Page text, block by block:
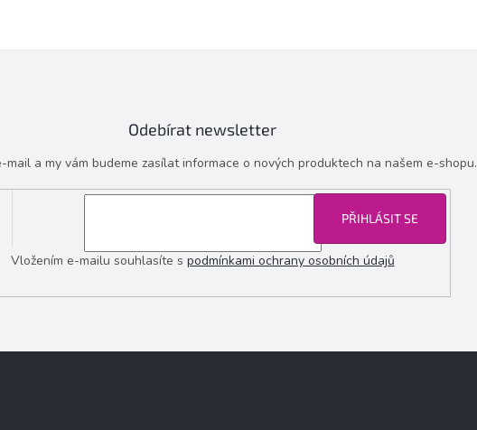
Odebírat newsletter
mail a my vám budeme zasílat informace o nových produktech na našem e-shopu.
Vložením e-mailu souhlasíte s podmínkami ochrany osobních údajů
PŘIHLÁSIT SE